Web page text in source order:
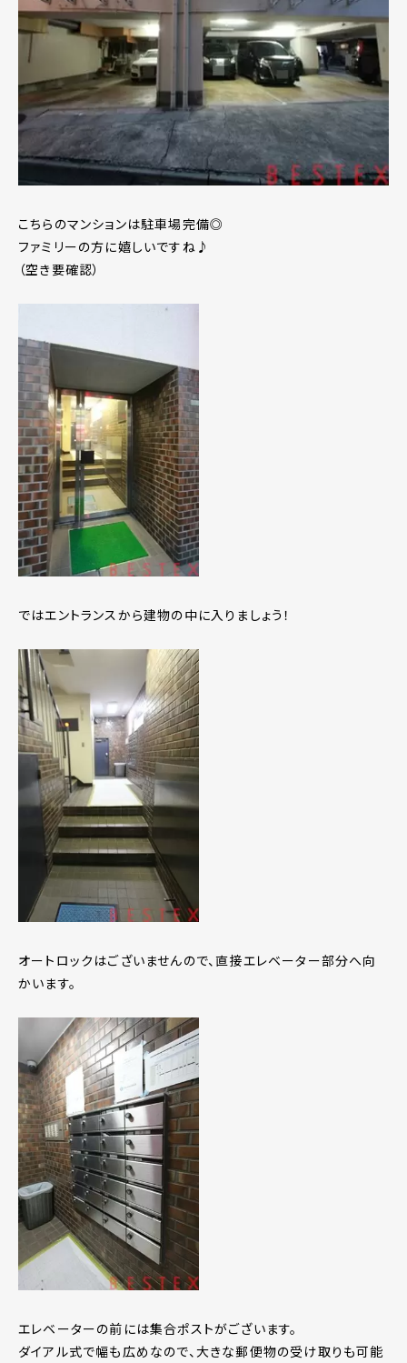
こちらのマンションは駐車場完備◎
ファミリーの方に嬉しいですね♪
（空き要確認）
ではエントランスから建物の中に入りましょう！
オートロックはございませんので、直接エレベーター部分へ向
かいます。
エレベーターの前には集合ポストがございます。
ダイアル式で幅も広めなので、大きな郵便物の受け取りも可能